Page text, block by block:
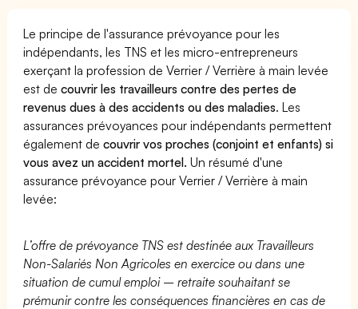
Le principe de l'assurance prévoyance pour les
indépendants, les TNS et les micro-entrepreneurs
exerçant la profession de Verrier / Verrière à main levée
est decouvrir les travailleurs contre des pertes de
revenus dues à des accidents ou des maladies. Les
assurances prévoyances pour indépendants permettent
également decouvrir vos proches (conjoint et enfants) si
vous avez un accident mortel. Un résumé d'une
assurance prévoyance pour Verrier / Verrière à main
levée:
L’offre de prévoyance TNS est destinée aux Travailleurs
Non-Salariés Non Agricoles en exercice ou dans une
situation de cumul emploi – retraite souhaitant se
prémunir contre les conséquences financières en cas de